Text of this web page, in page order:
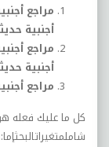
مراجع
أجنبية
مراجع
أجنبية
مراجع
كل ما عليك فعله
شاملمتغيراتالبحثإما: